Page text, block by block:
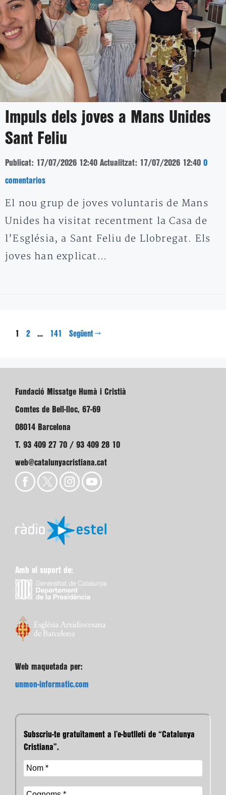
Impuls dels joves a Mans Unides
Sant Feliu
Publicat: 17/07/2026 12:40 Actualitzat: 17/07/2026 12:40 0
comentarios
El nou grup de joves voluntaris de Mans
Unides ha visitat recentment la Casa de
l’Església, a Sant Feliu de Llobregat. Els
joves han explicat…
Pàgina
1 Pàgina
2 … Pàgina
141 Següent →
Fundació Missatge Humà i Cristià
Comtes de Bell-lloc, 67-69
08014 Barcelona
T. 93 409 27 70 / 93 409 28 10
web@catalunyacristiana.cat
Amb el suport de:
Web maquetada per:
unmon-informatic.com
Subscriu-te gratuïtament a l’e-butlletí de “Catalunya
Cristiana”.